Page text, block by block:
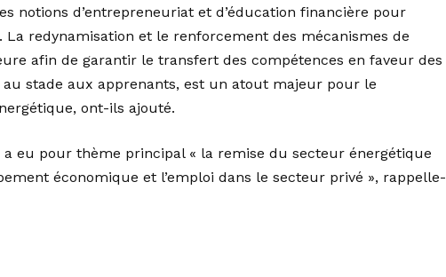
notions d’entrepreneuriat et d’éducation financière pour
La redynamisation et le renforcement des mécanismes de
afin de garantir le transfert des compétences en faveur des
stade aux apprenants, est un atout majeur pour le
ont-ils ajouté.
a eu pour thème principal « la remise du secteur énergétique
économique et l’emploi dans le secteur privé », rappelle-